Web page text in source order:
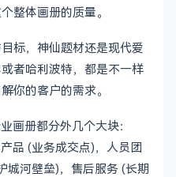
整体画册的质量。
标，神仙题材还是现代爱
者哈利波特，都是不一样
你的客户的需求。
画册都分外几个大块：
品 (业务成交点)，人员团
城河壁垒)，售后服务 (长期